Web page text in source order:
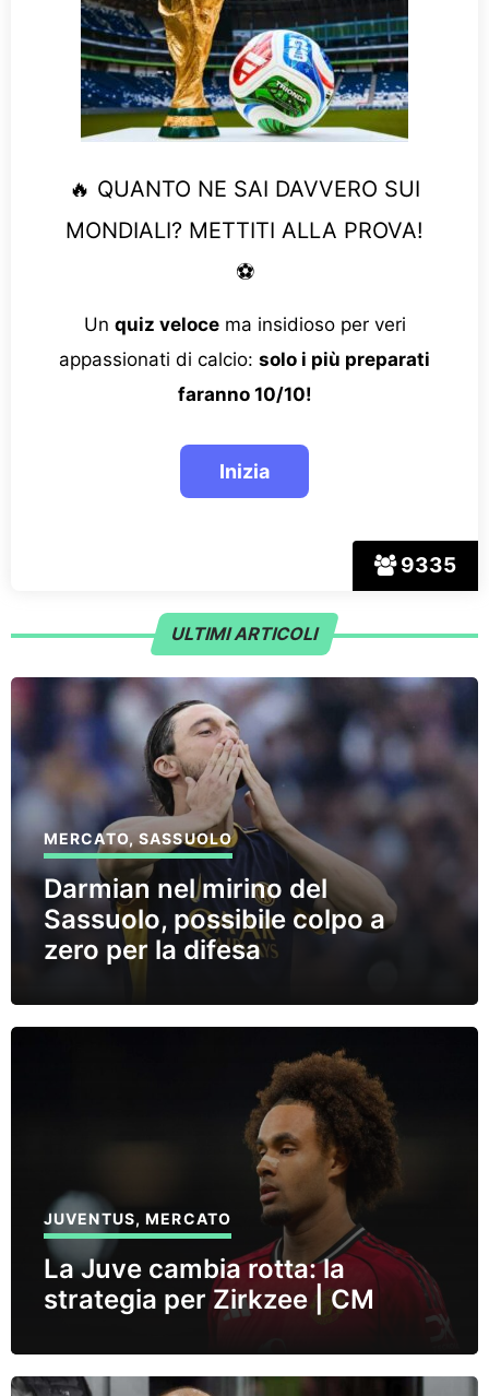
9335
🔥 QUANTO NE SAI DAVVERO SUI
MONDIALI? METTITI ALLA PROVA!
⚽
Un quiz velocema insidioso per veri
appassionati di calcio: solo i più preparati
faranno 10/10!
ULTIMI ARTICOLI
MERCATO,SASSUOLO
Darmian nel mirino del
Sassuolo, possibile colpo a
zero per la difesa
JUVENTUS,MERCATO
La Juve cambia rotta: la
strategia per Zirkzee | CM